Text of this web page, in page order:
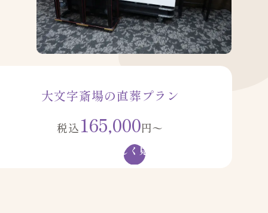
大文字斎場の直葬プラン
税込165,000円〜
詳しく見る